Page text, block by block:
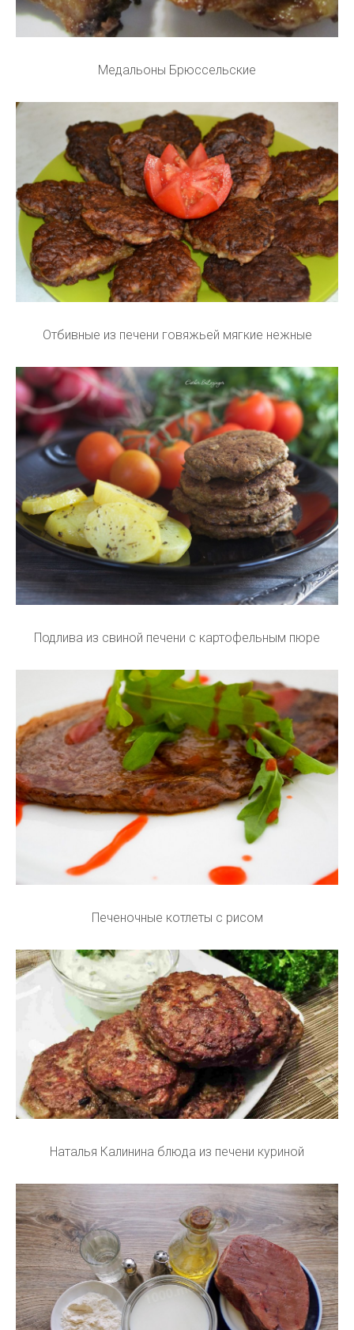
Медальоны Брюссельские
Отбивные из печени говяжьей мягкие нежные
Подлива из свиной печени с картофельным пюре
Печеночные котлеты с рисом
Наталья Калинина блюда из печени куриной